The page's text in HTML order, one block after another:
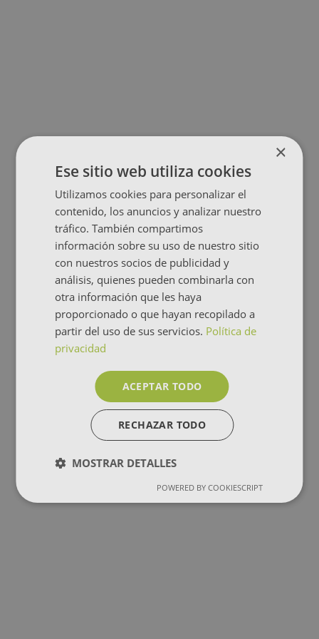
×
Ese sitio web utiliza cookies
Utilizamos cookies para personalizar el
contenido, los anuncios y analizar nuestro
tráfico. También compartimos
información sobre su uso de nuestro sitio
con nuestros socios de publicidad y
análisis, quienes pueden combinarla con
otra información que les haya
proporcionado o que hayan recopilado a
partir del uso de sus servicios. Política de
privacidad
ACEPTAR TODO
RECHAZAR TODO
MOSTRAR DETALLES
POWERED BY COOKIESCRIPT